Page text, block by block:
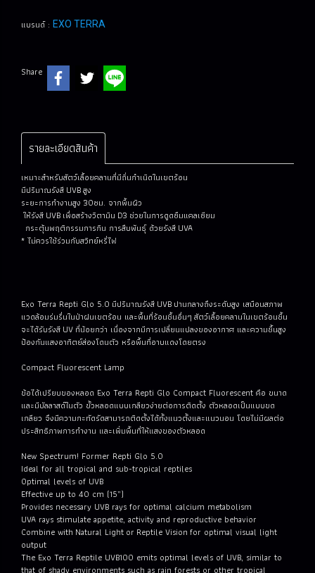
แบรนด์ : EXO TERRA
Share
รายละเอียดสินค้า
เหมาะสำหรับสัตว์เลื้อยคลานที่มีถิ่นกำเนิดในเขตร้อน
มีปริมาณรังสี UVB สูง
ระยะการทำงานสูง 30ซม. จากพื้นผิว
ให้รังสี UVB เพื่อสร้างวิตามิน D3 ช่วยในการดูดซึมแคลเซียม
กระตุ้นพฤติกรรมการกิน การสืบพันธุ์ ด้วยรังสี UVA
* ไม่ควรใช้ร่วมกับสวิทย์หรี่ไฟ
Exo Terra Repti Glo 5.0 มีปริมาณรังสี UVB ปานกลางถึงระดับสูง เสมือนสภาพ
แวดล้อมร่มรื่นในป่าฝนเขตร้อน และพื้นที่ร้อนชื้นอื่นๆ สัตว์เลื้อยคลานในเขตร้อนชื้น
จะได้รับรังสี UV ที่น้อยกว่า เนื่องจากมีการเปลี่ยนแปลงของอากาศ และความชื้นสูง
ป้องกันแสงอาทิตย์ส่องโดนตัว หรือพื้นที่อาบแดงโดยตรง
Compact Fluorescent Lamp
ข้อได้เปรียบของหลอด Exo Terra Repti Glo Compact Fluorescent คือ ขนาด
และมีบัลลาสด์ในตัว ขั้วหลอดแบบเกลียวง่ายต่อการติดตั้ง ตัวหลอดเป็นแบบขด
เกลียว จึงมีความกะทัดรัดสามารถติดตั้งได้ทั้งแนวตั้งและแนวนอน โดยไม่มีผลต่อ
ประสิทธิภาพการทำงาน และเพิ่มพื้นที่ให้แสงของตัวหลอด
New Spectrum! Former Repti Glo 5.0
Ideal for all tropical and sub-tropical reptiles
Optimal levels of UVB
Effective up to 40 cm (15”)
Provides necessary UVB rays for optimal calcium metabolism
UVA rays stimulate appetite, activity and reproductive behavior
Combine with Natural Light or Reptile Vision for optimal visual light
output
The Exo Terra Reptile UVB100 emits optimal levels of UVB, similar to
that of shady environments such as rain forests or other tropical